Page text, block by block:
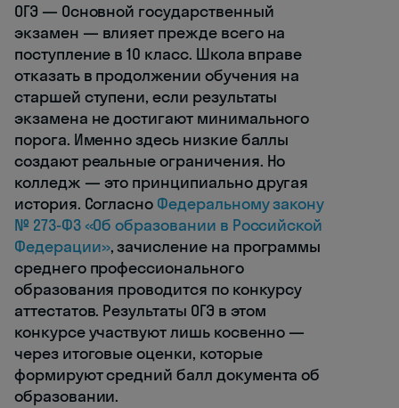
ОГЭ — Основной государственный
экзамен — влияет прежде всего на
поступление в 10 класс. Школа вправе
отказать в продолжении обучения на
старшей ступени, если результаты
экзамена не достигают минимального
порога. Именно здесь низкие баллы
создают реальные ограничения. Но
колледж — это принципиально другая
история. Согласно Федеральному закону
№ 273-ФЗ «Об образовании в Российской
Федерации», зачисление на программы
среднего профессионального
образования проводится по конкурсу
аттестатов. Результаты ОГЭ в этом
конкурсе участвуют лишь косвенно —
через итоговые оценки, которые
формируют средний балл документа об
образовании.